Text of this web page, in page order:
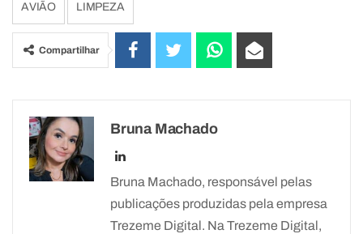
AVIÃO LIMPEZA
Compartilhar
Bruna Machado
Bruna Machado, responsável pelas
publicações produzidas pela empresa
Trezeme Digital. Na Trezeme Digital,